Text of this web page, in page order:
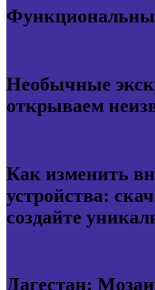
Необычные
открываем
Как изменить
устройства:
создайте
Дагестан: